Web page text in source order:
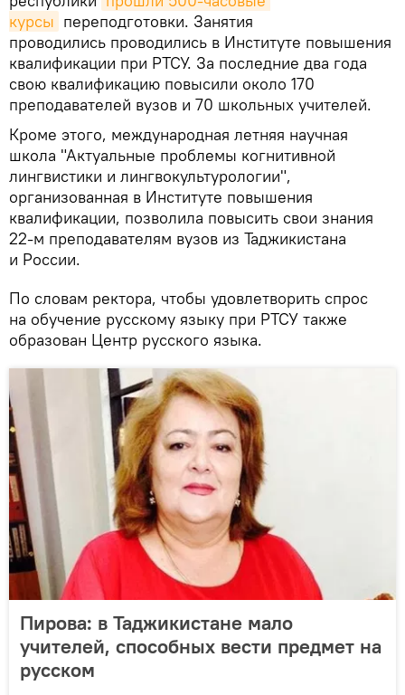
курсы переподготовки. Занятия
проводились проводились в Институте повышения
квалификации при РТСУ. За последние два года
свою квалификацию повысили около 170
преподавателей вузов и 70 школьных учителей.
Кроме этого, международная летняя научная
школа "Актуальные проблемы когнитивной
лингвистики и лингвокультурологии",
организованная в Институте повышения
квалификации, позволила повысить свои знания
22-м преподавателям вузов из Таджикистана
и России.
По словам ректора, чтобы удовлетворить спрос
на обучение русскому языку при РТСУ также
образован Центр русского языка.
Пирова: в Таджикистане мало
учителей, способных вести предмет на
русском